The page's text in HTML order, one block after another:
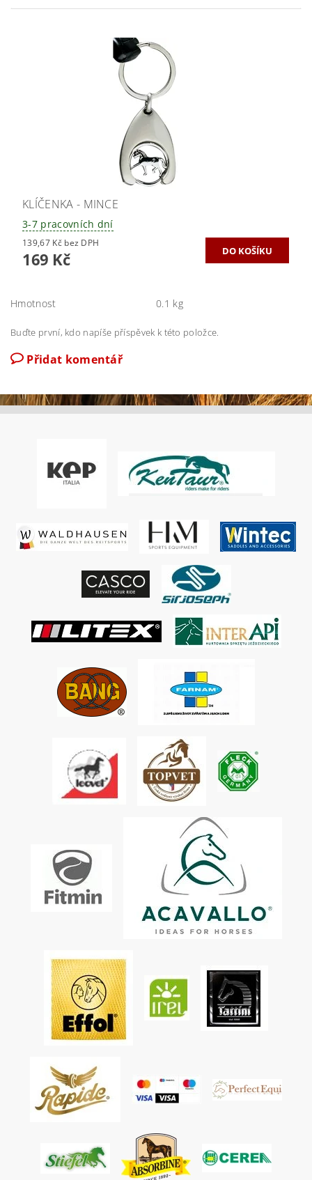
KLÍČENKA - MINCE
3-7 pracovních dní
139,67 Kč bez DPH
169 Kč
Hmotnost 0.1 kg
Buďte první, kdo napíše příspěvek k této položce.
Přidat komentář